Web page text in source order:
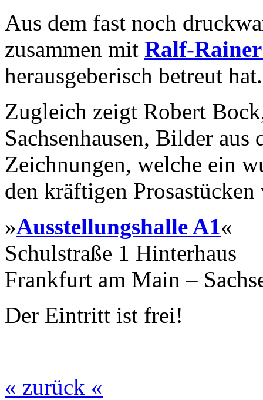
Aus dem fast noch
zusammen mit Ralf-
herausgeberisch betreut hat.
Zugleich zeigt Robert
Sachsenhausen, Bilder
Zeichnungen, welche ein
den kräftigen
»Ausstellungshalle A1«
Schulstraße 1 Hinterhaus
Frankfurt am Main –
Der Eintritt ist frei!
« zurück «